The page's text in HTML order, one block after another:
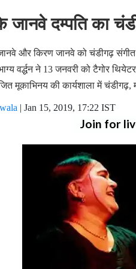
दम्पति का
और किरण जानवे को चंडीगढ़
वर्द्धन ने 13 जनवरी को टैगोर
मूकाभिनय की कार्यशाला में
| Jan 15, 2019, 17:22 IST
Join for